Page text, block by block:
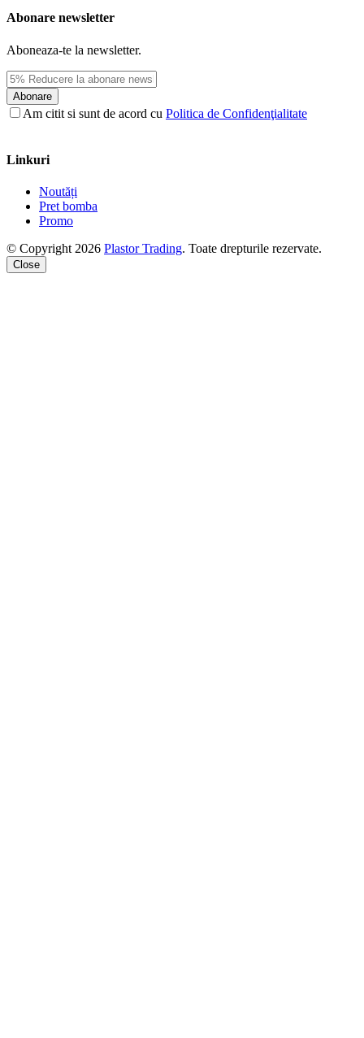
Abonare newsletter
Aboneaza-te la newsletter.
Abonare
Am citit si sunt de acord cu Politica de Confidenţialitate
Linkuri
Noutăți
Pret bomba
Promo
© Copyright 2026 Plastor Trading. Toate drepturile rezervate.
Close